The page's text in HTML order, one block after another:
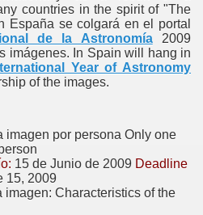
countries in the spirit of "The
España se colgará en el portal
de la Astronomía2009
imágenes. In Spain will hang in
Year of Astronomy
of the images.
imagen por persona Only one
15 de Junio de 2009 Deadline
15, 2009
imagen: Characteristics of the